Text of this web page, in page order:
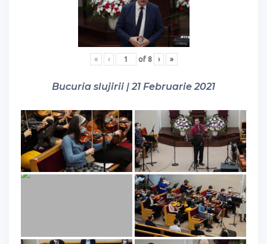
« ‹ of 8 › »
Bucuria slujirii | 21 Februarie 2021